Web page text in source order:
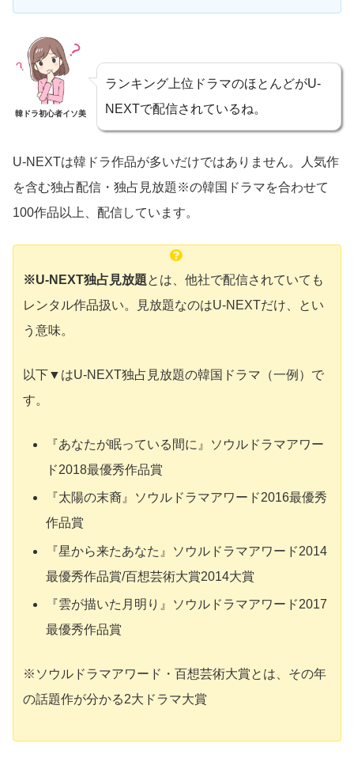
韓ドラ初心者イソ美
ランキング上位ドラマのほとんどがU-
NEXTで配信されているね。
U-NEXTは韓ドラ作品が多いだけではありません。人気作
を含む独占配信・独占見放題※の韓国ドラマを合わせて
100作品以上、配信しています。
※U-NEXT独占見放題とは、他社で配信されていても
レンタル作品扱い。見放題なのはU-NEXTだけ、とい
う意味。
以下▼はU-NEXT独占見放題の韓国ドラマ（一例）で
す。
『あなたが眠っている間に』ソウルドラマアワー
ド2018最優秀作品賞
『太陽の末裔』ソウルドラマアワード2016最優秀
作品賞
『星から来たあなた』ソウルドラマアワード2014
最優秀作品賞/百想芸術大賞2014大賞
『雲が描いた月明り』ソウルドラマアワード2017
最優秀作品賞
※ソウルドラマアワード・百想芸術大賞とは、その年
の話題作が分かる2大ドラマ大賞